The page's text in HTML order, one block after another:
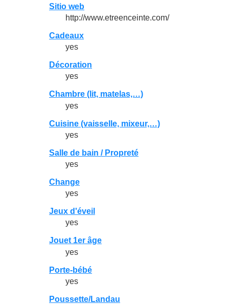
Sitio web
http://www.etreenceinte.com/
Cadeaux
yes
Décoration
yes
Chambre (lit, matelas,…)
yes
Cuisine (vaisselle, mixeur,…)
yes
Salle de bain / Propreté
yes
Change
yes
Jeux d'éveil
yes
Jouet 1er âge
yes
Porte-bébé
yes
Poussette/Landau